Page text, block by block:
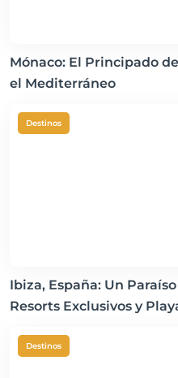
Mónaco: El Principado
el Mediterráneo
Destinos
Ibiza, España: Un
Resorts Exclusivos y
Destinos